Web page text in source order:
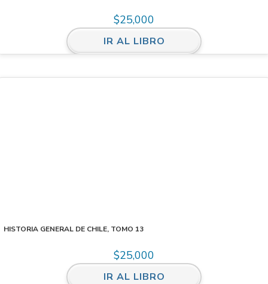
$25,000
IR AL LIBRO
HISTORIA GENERAL DE CHILE, TOMO 13
$25,000
IR AL LIBRO